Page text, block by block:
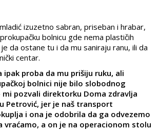
izuzetno sabran, priseban i hrabar,
bolnicu gde nema plastičih
da ostane tu i da mu saniraju ranu, ili da
centar.
ipak proba da mu prišiju ruku, ali
bolnici nije bilo slobodnog
pozvali direktorku Doma zdravlja
Petrović, jer je naš transport
i ona je odobrila da ga odvezemo
vraćamo, a on je na operacionom stolu